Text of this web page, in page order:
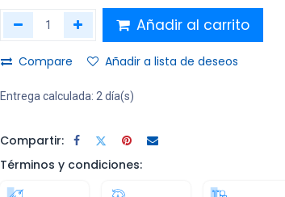
Añadir al carrito
Compare Añadir a lista de deseos
Entrega calculada: 2 día(s)
Compartir:
Términos y condiciones: